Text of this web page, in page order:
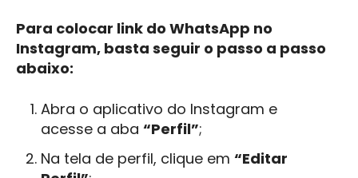
Para colocar link do WhatsApp no
Instagram, basta seguir o passo a passo
abaixo:
Abra o aplicativo do Instagram e
acesse a aba “Perfil”;
Na tela de perfil, clique em “Editar